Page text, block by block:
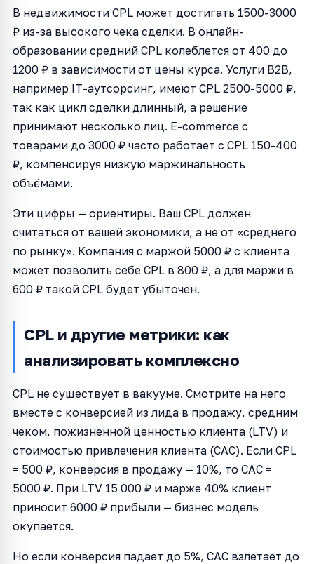
В недвижимости CPL может достигать 1500-3000
₽ из-за высокого чека сделки. В онлайн-
образовании средний CPL колеблется от 400 до
1200 ₽ в зависимости от цены курса. Услуги B2B,
например IT-аутсорсинг, имеют CPL 2500-5000 ₽,
так как цикл сделки длинный, а решение
принимают несколько лиц. E-commerce с
товарами до 3000 ₽ часто работает с CPL 150-400
₽, компенсируя низкую маржинальность
объёмами.
Эти цифры — ориентиры. Ваш CPL должен
считаться от вашей экономики, а не от «среднего
по рынку». Компания с маржой 5000 ₽ с клиента
может позволить себе CPL в 800 ₽, а для маржи в
600 ₽ такой CPL будет убыточен.
CPL и другие метрики: как
анализировать комплексно
CPL не существует в вакууме. Смотрите на него
вместе с конверсией из лида в продажу, средним
чеком, пожизненной ценностью клиента (LTV) и
стоимостью привлечения клиента (CAC). Если CPL
= 500 ₽, конверсия в продажу — 10%, то CAC =
5000 ₽. При LTV 15 000 ₽ и марже 40% клиент
приносит 6000 ₽ прибыли — бизнес модель
окупается.
Но если конверсия падает до 5%, CAC взлетает до